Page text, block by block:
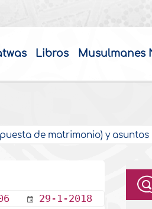
Libros Musulmanes
de matrimonio) y
29-1-2018